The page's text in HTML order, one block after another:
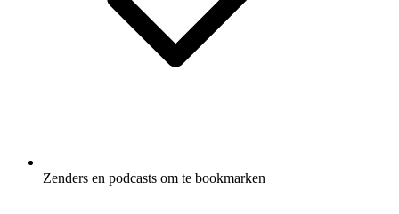
Zenders en podcasts om te bookmarken